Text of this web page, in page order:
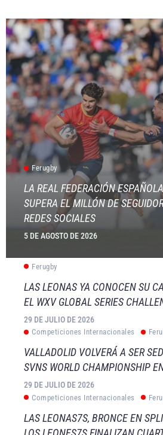
Ferugby
LA REAL FEDERACIÓN
SUPERA EL MILLÓN DE
REDES SOCIALES
5 DE AGOSTO DE 2026
Ferugby
LAS LEONAS YA CONOCEN SU
EL WXV GLOBAL SERIES
29 DE JULIO DE 2026
Competiciones Internacionales
VALLADOLID VOLVERÁ A SER
SVNS WORLD CHAMPIONSHIP
29 DE JULIO DE 2026
Competiciones Internacionales
LAS LEONAS7S, BRONCE EN